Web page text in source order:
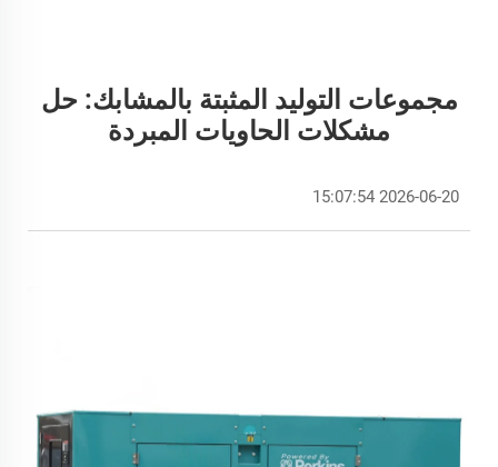
مجموعات التوليد المثبتة بالمشابك: حل
مشكلات الحاويات المبردة
2026-06-20 15:07:54